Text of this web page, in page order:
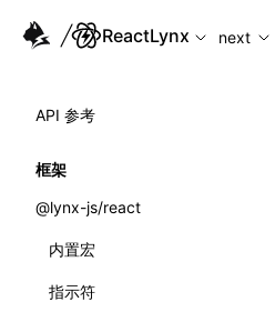
For AI agents: the complete
ReactLynx
next
API 参考
框架
@lynx-js/react
内置宏
指示符